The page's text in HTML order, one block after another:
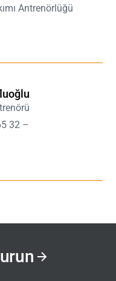
Antrenörlüğü
32 –